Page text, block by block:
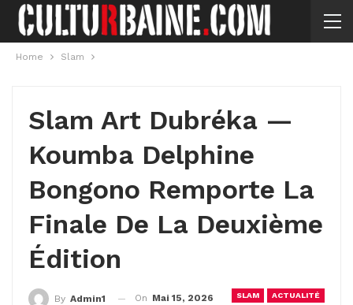
Home Slam
Slam Art Dubréka —
Koumba Delphine
Bongono Remporte La
Finale De La Deuxième
Édition
SLAM ACTUALITÉ
By Admin1 On Mai 15, 2026